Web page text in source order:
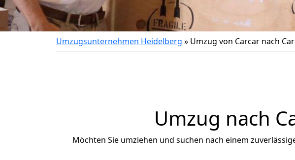
Umzugsunternehmen Heidelberg » Umzug von Carcar nach
Umzug nach
Möchten Sie umziehen und suchen nach einem